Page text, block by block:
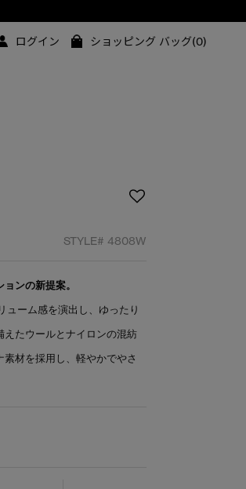
ログイン ショッピング バッグ(0)
STYLE# 4808W
ンの新提案。
ューム感を演出し、ゆったり
えたウールとナイロンの混紡
材を採用し、軽やかでやさ